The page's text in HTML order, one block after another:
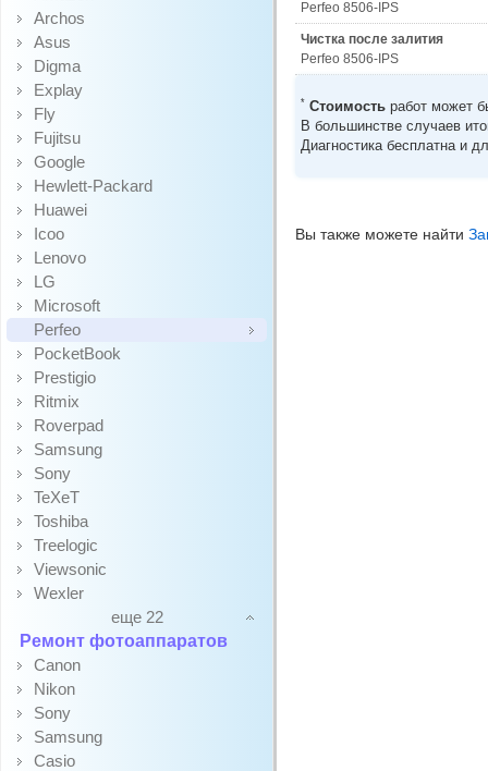
Archos
Asus
Digma
Explay
Fly
Fujitsu
Google
Hewlett-Packard
Huawei
Icoo
Lenovo
LG
Microsoft
Perfeo
PocketBook
Prestigio
Ritmix
Roverpad
Samsung
Sony
TeXeT
Toshiba
Treelogic
Viewsonic
Wexler
еще 22
Ремонт фотоаппаратов
Canon
Nikon
Sony
Samsung
Casio
Perfeo 8506-IPS
Чистка после залития
Perfeo 8506-IPS
* Стоимость работ может
В большинстве случаев
Диагностика бесплатна и
Вы также можете найти